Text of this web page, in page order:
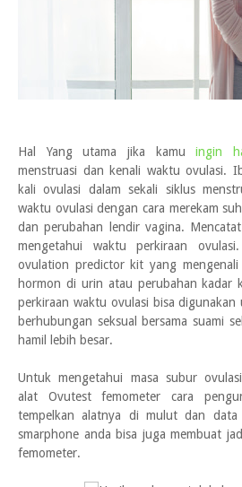
Hal Yang utama jika kamuingin
menstruasi dan kenali waktu ovulasi.
kali ovulasi dalam sekali siklus
waktu ovulasi dengan cara merekam
dan perubahan lendir vagina.
mengetahui waktu perkiraan
ovulation predictor kit yang
hormon di urin atau perubahan kadar
perkiraan waktu ovulasi bisa digunakan
berhubungan seksual bersama suami
hamil lebih besar.
Untuk mengetahui masa subur
alat Ovutest femometer cara
tempelkan alatnya di mulut dan
smarphone anda bisa juga membuat
femometer.